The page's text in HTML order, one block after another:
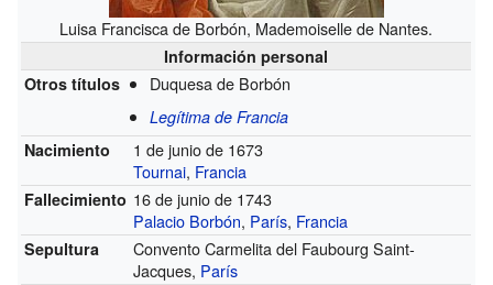
Luisa Francisca de Borbón, Mademoiselle de Nantes.
Información personal
Otros títulos
Duquesa de Borbón
Legítima de Francia
Nacimiento
1 de junio de 1673
Tournai, Francia
Fallecimiento 16 de junio de 1743
Palacio Borbón, París, Francia
Sepultura
Convento Carmelita del Faubourg Saint-
Jacques, París